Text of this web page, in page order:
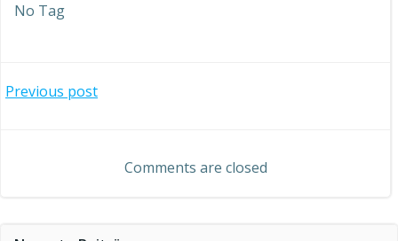
No Tag
Beitragsnavigation
Previous post
Comments are closed